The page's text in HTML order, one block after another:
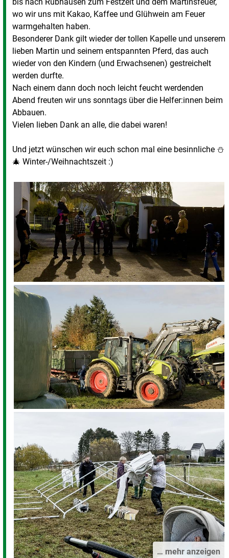
wo wir uns mit Kakao, Kaffee und Glühwein am Feuer
warmgehalten haben.
Besonderer Dank gilt wieder der tollen Kapelle und unserem
lieben Martin und seinem entspannten Pferd, das auch
wieder von den Kindern (und Erwachsenen) gestreichelt
werden durfte.
Nach einem dann doch noch leicht feucht werdenden
Abend freuten wir uns sonntags über die Helfer:innen beim
Abbauen.
Vielen lieben Dank an alle, die dabei waren!
Und jetzt wünschen wir euch schon mal eine besinnliche ⛄️
🎄 Winter-/Weihnachtszeit :)
… mehr anzeigen